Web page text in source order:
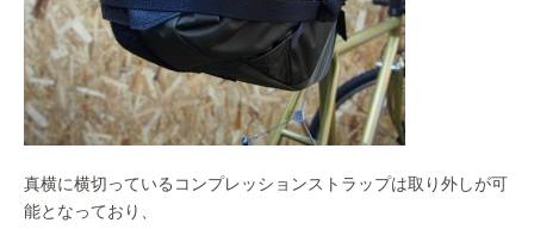
真横に横切っているコンプレッションストラップは取り外しが可
能となっており、